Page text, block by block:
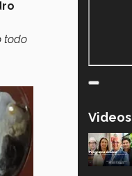
todo
Videos